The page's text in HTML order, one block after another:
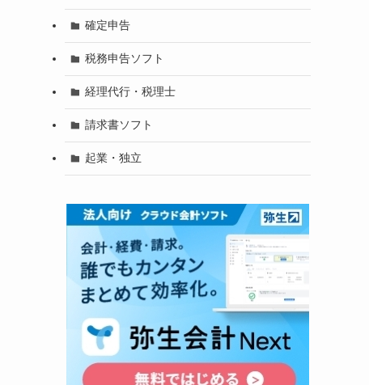
確定申告
税務申告ソフト
経理代行・税理士
請求書ソフト
起業・独立